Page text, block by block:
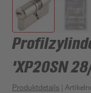
'XP20SN
Produktdetails |